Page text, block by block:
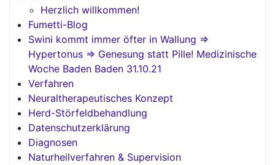
Herzlich willkommen!
Fumetti-Blog
Swini kommt immer öfter in Wallung =>
Hypertonus => Genesung statt Pille! Medizinische
Woche Baden Baden 31.10.21
Verfahren
Neuraltherapeutisches Konzept
Herd-Störfeldbehandlung
Datenschutzerklärung
Diagnosen
Naturheilverfahren & Supervision